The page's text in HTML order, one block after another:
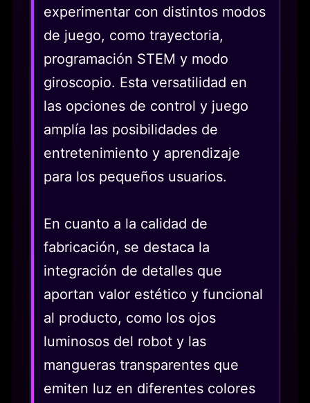
experimentar con distintos modos
de juego, como trayectoria,
programación STEM y modo
giroscopio. Esta versatilidad en
las opciones de control y juego
amplía las posibilidades de
entretenimiento y aprendizaje
para los pequeños usuarios.
En cuanto a la calidad de
fabricación, se destaca la
integración de detalles que
aportan valor estético y funcional
al producto, como los ojos
luminosos del robot y las
mangueras transparentes que
emiten luz en diferentes colores